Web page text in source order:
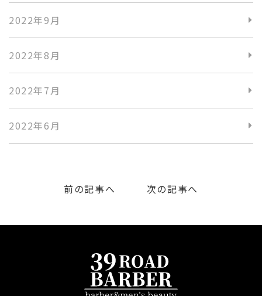
2022年9月
2022年8月
2022年7月
2022年6月
前の記事へ 次の記事へ